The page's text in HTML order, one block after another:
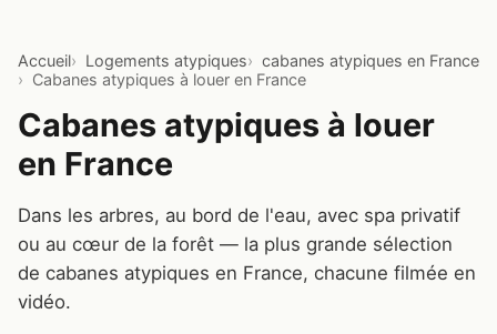
Accueil Logements atypiques
cabanes atypiques en France
Cabanes atypiques à louer en France
Cabanes atypiques à louer
en France
Dans les arbres, au bord de l'eau, avec spa privatif
ou au cœur de la forêt — la plus grande sélection
de cabanes atypiques en France, chacune filmée en
vidéo.